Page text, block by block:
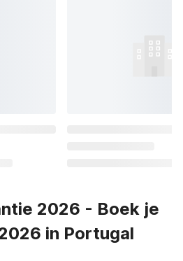
2026 - Boek je
in Portugal